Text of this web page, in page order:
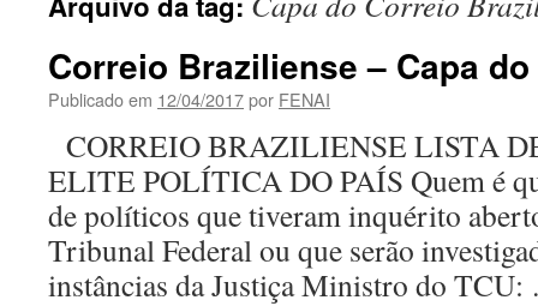
Correio Braziliense – Capa
Publicado em 12/04/2017por FENAI
CORREIO BRAZILIENSE LISTA
ELITE POLÍTICA DO PAÍS Quem é
de políticos que tiveram inquérito
Tribunal Federal ou que serão
instâncias da Justiça Ministro do